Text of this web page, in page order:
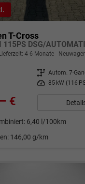
T-Cross
4-6 Monate
Getriebe Autom. 7-
Leistung 85 kW (116
€
6,40 l/100km
146,00 g/km